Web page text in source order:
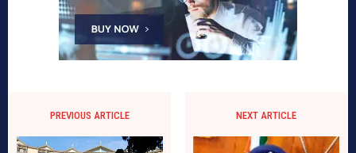
PREVIOUS ARTICLE NEXT ARTICLE